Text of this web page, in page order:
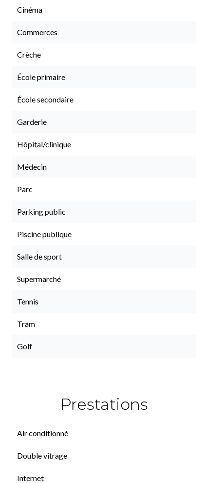
Cinéma
Commerces
Crèche
École primaire
École secondaire
Garderie
Hôpital/clinique
Médecin
Parc
Parking public
Piscine publique
Salle de sport
Supermarché
Tennis
Tram
Golf
Prestations
Air conditionné
Double vitrage
Internet